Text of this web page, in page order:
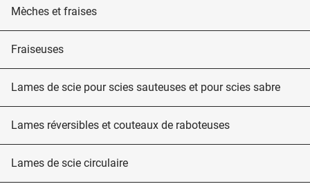
Mèches et fraises
Fraiseuses
Lames de scie pour scies sauteuses et pour scies sabre
Lames réversibles et couteaux de raboteuses
Lames de scie circulaire